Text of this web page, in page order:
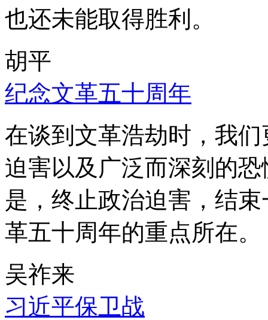
也还未能取得胜利。
胡平
纪念文革五十周年
在谈到文革浩劫时，我
迫害以及广泛而深刻的
是，终止政治迫害，结
革五十周年的重点所在。
吴祚来
习近平保卫战